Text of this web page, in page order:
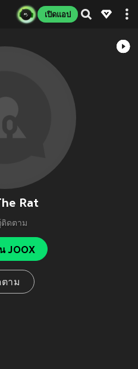
เปิดแอป
Rat
ติดตาม
JOOX
าม